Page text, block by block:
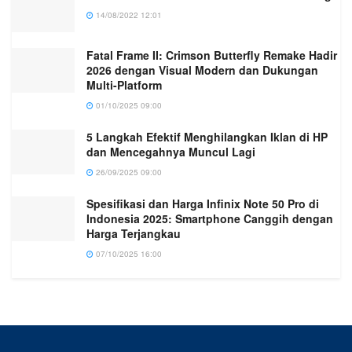
14/08/2022 12:01
Fatal Frame II: Crimson Butterfly Remake Hadir
2026 dengan Visual Modern dan Dukungan
Multi-Platform
01/10/2025 09:00
5 Langkah Efektif Menghilangkan Iklan di HP
dan Mencegahnya Muncul Lagi
26/09/2025 09:00
Spesifikasi dan Harga Infinix Note 50 Pro di
Indonesia 2025: Smartphone Canggih dengan
Harga Terjangkau
07/10/2025 16:00